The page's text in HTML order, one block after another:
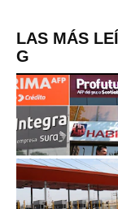
LAS MÁS
G